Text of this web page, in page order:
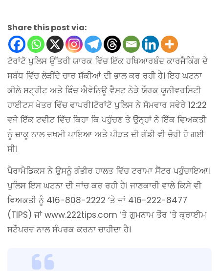
Share this post via:
ਟੋਰਾਂਟੋ ਪੁਲਿਸ ਉੱਤਰੀ ਯਾਰਕ ਵਿੱਚ ਇੱਕ ਹਥਿਆਰਬੰਦ ਕਾਰਜੈਕਿੰਗ ਦੇ
ਸਬੰਧ ਵਿੱਚ ਲੋੜੀਂਦੇ ਚਾਰ ਸ਼ੱਕੀਆਂ ਦੀ ਭਾਲ ਕਰ ਰਹੀ ਹੈ। ਇਹ ਘਟਨਾ
ਕੀਲੇ ਸਟ੍ਰੀਟ ਅਤੇ ਫਿੰਚ ਐਵੇਨਿਊ ਵੈਸਟ ਨੇੜੇ ਯੌਰਕ ਯੂਨੀਵਰਸਿਟੀ
ਹਾਈਟਸ ਖੇਤਰ ਵਿੱਚ ਵਾਪਰੀ।ਟੋਰਾਂਟੋ ਪੁਲਿਸ ਨੇ ਸੋਮਵਾਰ ਸਵੇਰੇ 12:22
ਵਜੇ ਇੱਕ ਟਵੀਟ ਵਿੱਚ ਕਿਹਾ ਕਿ ਪਹੁੰਚਣ ਤੇ ਉਨ੍ਹਾਂ ਨੇ ਇੱਕ ਵਿਅਕਤੀ
ਨੂੰ ਚਾਕੂ ਨਾਲ ਜ਼ਖਮੀ ਪਾਇਆ ਅਤੇ ਪੀੜਤ ਦੀ ਗੱਡੀ ਵੀ ਚੋਰੀ ਹੋ ਗਈ
ਸੀ।
ਪੈਰਾਮੈਡਿਕਸ ਨੇ ਉਸਨੂੰ ਗੰਭੀਰ ਹਾਲਤ ਵਿੱਚ ਟਰਾਮਾ ਸੈਂਟਰ ਪਹੁੰਚਾਇਆ।
ਪੁਲਿਸ ਇਸ ਘਟਨਾ ਦੀ ਜਾਂਚ ਕਰ ਰਹੀ ਹੈ। ਜਾਣਕਾਰੀ ਵਾਲੇ ਕਿਸੇ ਵੀ
ਵਿਅਕਤੀ ਨੂੰ 416-808-2222 ‘ਤੇ ਜਾਂ 416-222-8477
(TIPS) ਜਾਂ www.222tips.com ‘ਤੇ ਗੁਮਨਾਮ ਤੌਰ ‘ਤੇ ਕ੍ਰਾਈਮ
ਸਟੌਪਰਜ਼ ਨਾਲ ਸੰਪਰਕ ਕਰਨਾ ਚਾਹੀਦਾ ਹੈ।